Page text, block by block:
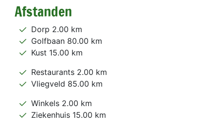
Afstanden
Dorp 2.00 km
Golfbaan 80.00 km
Kust 15.00 km
Restaurants 2.00 km
Vliegveld 85.00 km
Winkels 2.00 km
Ziekenhuis 15.00 km